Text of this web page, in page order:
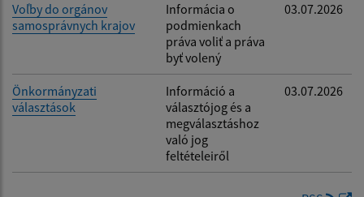
Voľby do orgánov
samosprávnych krajov
Informácia o
podmienkach
práva voliť a práva
byť volený
03.07.2026
Önkormányzati
választások
Információ a
választójog és a
megválasztáshoz
való jog
feltételeiről
03.07.2026